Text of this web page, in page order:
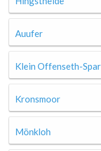
Auufer
Klein Offenseth-
Kronsmoor
Mönkloh